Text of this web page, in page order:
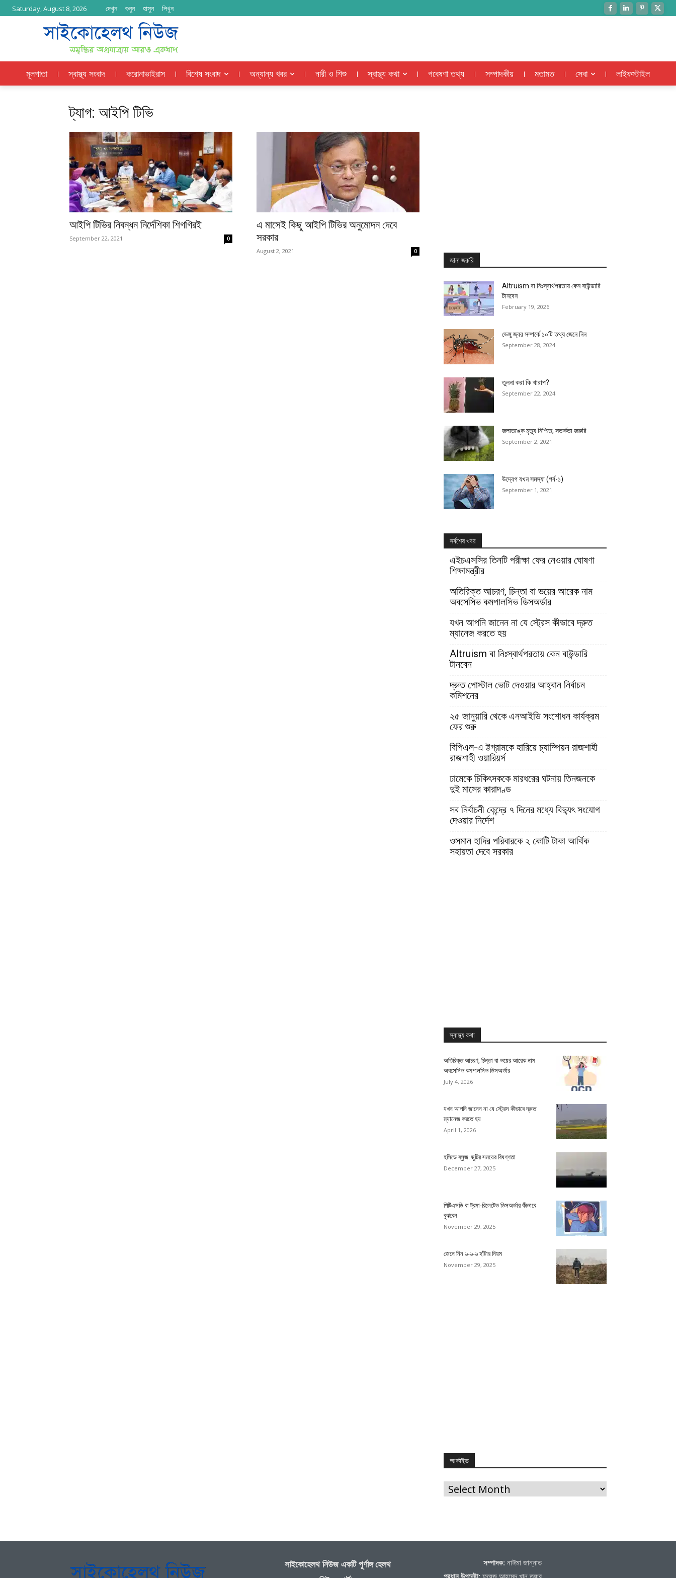
Saturday, August 8, 2026 দেখুন শুনুন হাসুন লিখুন
মূলপাতা স্বাস্থ্য সংবাদ করোনাভাইরাস বিশেষ সংবাদ অন্যান্য খবর নারী ও শিশু স্বাস্থ্য কথা গবেষণা তথ্য সম্পাদকীয় মতামত সেবা লাইফস্টাইল
ট্যাগ: আইপি টিভি
আইপি টিভির নিবন্ধন নির্দেশিকা শিগগিরই
September 22, 2021 0
এ মাসেই কিছু আইপি টিভির অনুমোদন দেবে
সরকার
August 2, 2021 0
জানা জরুরি
Altruism বা নিঃস্বার্থপরতায় কেন বাউন্ডারি
টানবেন
February 19, 2026
ডেঙ্গু জ্বর সম্পর্কে ১০টি তথ্য জেনে নিন
September 28, 2024
তুলনা করা কি খারাপ?
September 22, 2024
জলাতঙ্কে মৃত্যু নিশ্চিত, সতর্কতা জরুরি
September 2, 2021
উদ্বেগ যখন সমস্যা (পর্ব-১)
September 1, 2021
সর্বশেষ খবর
এইচএসসির তিনটি পরীক্ষা ফের নেওয়ার ঘোষণা
শিক্ষামন্ত্রীর
অতিরিক্ত আচরণ, চিন্তা বা ভয়ের আরেক নাম
অবসেসিভ কমপালসিভ ডিসঅর্ডার
যখন আপনি জানেন না যে স্ট্রেস কীভাবে দ্রুত
ম্যানেজ করতে হয়
Altruism বা নিঃস্বার্থপরতায় কেন বাউন্ডারি
টানবেন
দ্রুত পোস্টাল ভোট দেওয়ার আহ্বান নির্বাচন
কমিশনের
২৫ জানুয়ারি থেকে এনআইডি সংশোধন কার্যক্রম
ফের শুরু
বিপিএল-এ ট্টগ্রামকে হারিয়ে চ্যাম্পিয়ন রাজশাহী
রাজশাহী ওয়ারিয়র্স
ঢামেকে চিকিৎসককে মারধরের ঘটনায় তিনজনকে
দুই মাসের কারাদণ্ড
সব নির্বাচনী কেন্দ্রে ৭ দিনের মধ্যে বিদ্যুৎ সংযোগ
দেওয়ার নির্দেশ
ওসমান হাদির পরিবারকে ২ কোটি টাকা আর্থিক
সহায়তা দেবে সরকার
স্বাস্থ্য কথা
অতিরিক্ত আচরণ, চিন্তা বা ভয়ের আরেক নাম
অবসেসিভ কমপালসিভ ডিসঅর্ডার
July 4, 2026
যখন আপনি জানেন না যে স্ট্রেস কীভাবে দ্রুত
ম্যানেজ করতে হয়
April 1, 2026
হলিডে ব্লুজ: ছুটির সময়ের বিষণ্ণতা
December 27, 2025
পিটিএসডি বা ট্রমা-রিলেটেড ডিসঅর্ডার কীভাবে
বুঝবেন
November 29, 2025
জেনে নিন ৬-৬-৬ হাঁটার নিয়ম
November 29, 2025
আর্কাইভ
আর্কাইভ
সাইকোহেলথ নিউজ একটি পূর্ণাঙ্গ হেলথ
সম্পাদক: নাঈমা জান্নাত